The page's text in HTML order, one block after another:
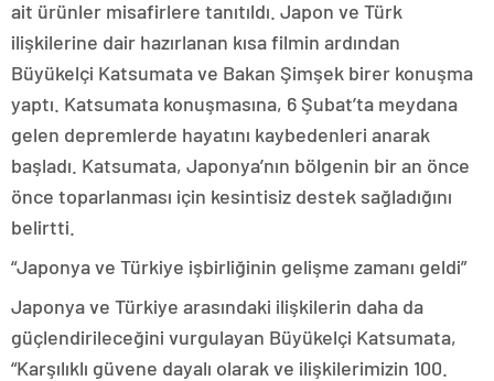
ait ürünler misafirlere tanıtıldı. Japon ve Türk
ilişkilerine dair hazırlanan kısa filmin ardından
Büyükelçi Katsumata ve Bakan Şimşek birer konuşma
yaptı. Katsumata konuşmasına, 6 Şubat’ta meydana
gelen depremlerde hayatını kaybedenleri anarak
başladı. Katsumata, Japonya’nın bölgenin bir an önce
önce toparlanması için kesintisiz destek sağladığını
belirtti.
“Japonya ve Türkiye işbirliğinin gelişme zamanı geldi”
Japonya ve Türkiye arasındaki ilişkilerin daha da
güçlendirileceğini vurgulayan Büyükelçi Katsumata,
“Karşılıklı güvene dayalı olarak ve ilişkilerimizin 100.